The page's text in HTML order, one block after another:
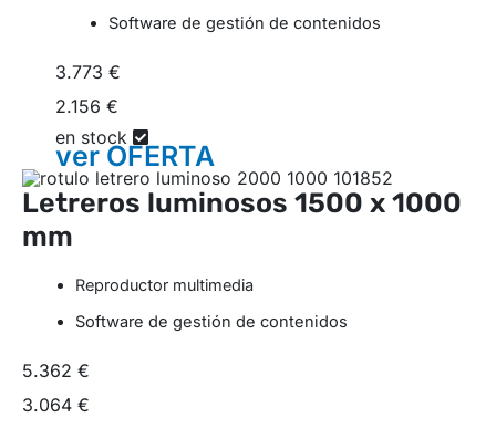
Software de gestión de contenidos
3.773 €
2.156 €
en stock
verOFERTA
Letreros luminosos 1500 x 1000
mm
Reproductor multimedia
Software de gestión de contenidos
5.362 €
3.064 €